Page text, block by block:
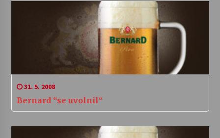
31. 5. 2008
Bernard “se uvolnil“